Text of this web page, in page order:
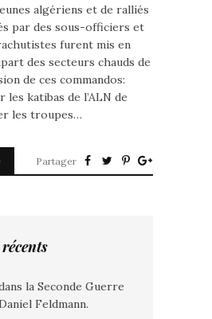
algériens et de ralliés
par des sous-officiers et
furent mis en
des secteurs chauds de
de ces commandos:
katibas de l’ALN de
les troupes…
Partager
la Seconde Guerre
Feldmann.